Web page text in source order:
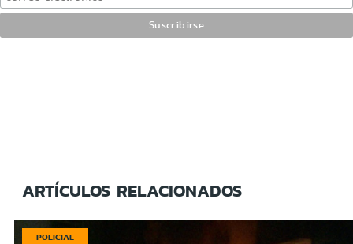
ARTÍCULOS RELACIONADOS
POLICIAL